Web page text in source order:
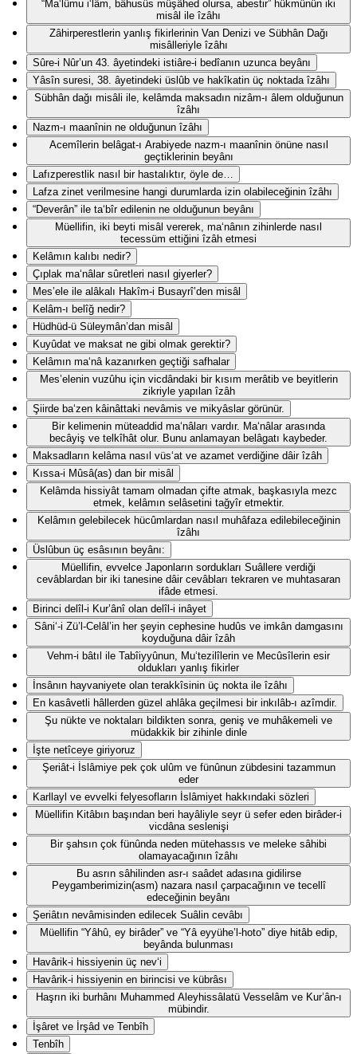
“Ma‘lûmu i‘lâm, bâhusûs müşâhed olursa, abestir” hükmünün iki
misâl ile îzâhı
Zâhirperestlerin yanlış fikirlerinin Van Denizi ve Sübhân Dağı
misâlleriyle îzâhı
Sûre-i Nûr’un 43. âyetindeki istiâre-i bedîanın uzunca beyânı
Yâsîn suresi, 38. âyetindeki üslûb ve hakîkatin üç noktada îzâhı
Sübhân dağı misâli ile, kelâmda maksadın nizâm-ı âlem olduğunun
îzâhı
Nazm-ı maanînin ne olduğunun îzâhı
Acemîlerin belâgat-ı Arabiyede nazm-ı maanînin önüne nasıl
geçtiklerinin beyânı
Lafızperestlik nasıl bir hastalıktır, öyle de…
Lafza zinet verilmesine hangi durumlarda izin olabileceğinin îzâhı
“Deverân” ile ta‘bîr edilenin ne olduğunun beyânı
Müellifin, iki beyti misâl vererek, ma‘nânın zihinlerde nasıl
tecessüm ettiğini îzâh etmesi
Kelâmın kalıbı nedir?
Çıplak ma‘nâlar sûretleri nasıl giyerler?
Mes’ele ile alâkalı Hakîm-i Busayrî’den misâl
Kelâm-ı belîğ nedir?
Hüdhüd-ü Süleymân’dan misâl
Kuyûdat ve maksat ne gibi olmak gerektir?
Kelâmın ma‘nâ kazanırken geçtiği safhalar
Mes’elenin vuzûhu için vicdândaki bir kısım merâtib ve beyitlerin
zikriyle yapılan îzâh
Şiirde ba‘zen kâinâttaki nevâmis ve mikyâslar görünür.
Bir kelimenin müteaddid ma‘nâları vardır. Ma‘nâlar arasında
becâyiş ve telkîhât olur. Bunu anlamayan belâgatı kaybeder.
Maksadların kelâma nasıl vüs‘at ve azamet verdiğine dâir îzâh
Kıssa-i Mûsâ(as) dan bir misâl
Kelâmda hissiyât tamam olmadan çifte atmak, başkasıyla mezc
etmek, kelâmın selâsetini tağyîr etmektir.
Kelâmın gelebilecek hücûmlardan nasıl muhâfaza edilebileceğinin
îzâhı
Üslûbun üç esâsının beyânı:
Müellifin, evvelce Japonların sordukları Suâllere verdiği
cevâblardan bir iki tanesine dâir cevâbları tekraren ve muhtasaran
ifâde etmesi.
Birinci delîl-i Kur’ânî olan delîl-i inâyet
Sâni‘-i Zü’l-Celâl’in her şeyin cephesine hudûs ve imkân damgasını
koyduğuna dâir îzâh
Vehm-i bâtıl ile Tabîiyyûnun, Mu‘tezilîlerin ve Mecûsîlerin esir
oldukları yanlış fikirler
İnsânın hayvaniyete olan terakkîsinin üç nokta ile îzâhı
En kasâvetli hâllerden güzel ahlâka geçilmesi bir inkılâb-ı azîmdir.
Şu nükte ve noktaları bildikten sonra, geniş ve muhâkemeli ve
müdakkik bir zihinle dinle
İşte netîceye giriyoruz
Şeriât-i İslâmiye pek çok ulûm ve fünûnun zübdesini tazammun
eder
Karllayl ve evvelki felyesofların İslâmiyet hakkındaki sözleri
Müellifin Kitâbın başından beri hayâliyle seyr ü sefer eden birâder-i
vicdâna seslenişi
Bir şahsın çok fünûnda neden mütehassıs ve meleke sâhibi
olamayacağının îzâhı
Bu asrın sâhilinden asr-ı saâdet adasına gidilirse
Peygamberimizin(asm) nazara nasıl çarpacağının ve tecellî
edeceğinin beyânı
Şeriâtın nevâmisinden edilecek Suâlin cevâbı
Müellifin “Yâhû, ey birâder” ve “Yâ eyyühe’l-hoto” diye hitâb edip,
beyânda bulunması
Havârik-i hissiyenin üç nev‘i
Havârik-i hissiyenin en birincisi ve kübrâsı
Haşrın iki burhânı Muhammed Aleyhissâlatü Vesselâm ve Kur’ân-ı
mübindir.
İşâret ve İrşâd ve Tenbîh
Tenbîh